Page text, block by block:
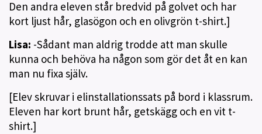
Den andra eleven står bredvid på golvet och har
kort ljust hår, glasögon och en olivgrön t-shirt.]
Lisa: -Sådant man aldrig trodde att man skulle
kunna och behöva ha någon som gör det åt en kan
man nu fixa själv.
[Elev skruvar i elinstallationssats på bord i klassrum.
Eleven har kort brunt hår, getskägg och en vit t-
shirt.]